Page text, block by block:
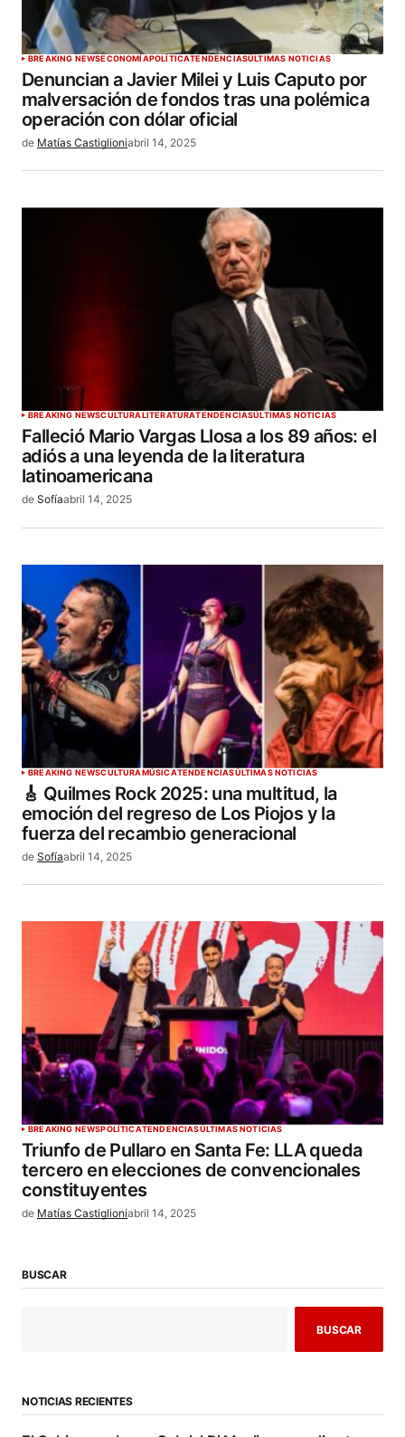
BREAKING NEWSECONOMÍAPOLÍTICATENDENCIASÚLTIMAS NOTICIAS
Denuncian a Javier Milei y Luis Caputo por
malversación de fondos tras una polémica
operación con dólar oficial
de Matías Castiglioniabril 14, 2025
BREAKING NEWSCULTURALITERATURATENDENCIASÚLTIMAS NOTICIAS
Falleció Mario Vargas Llosa a los 89 años: el
adiós a una leyenda de la literatura
latinoamericana
de Sofíaabril 14, 2025
BREAKING NEWSCULTURAMÚSICATENDENCIASÚLTIMAS NOTICIAS
🎸 Quilmes Rock 2025: una multitud, la
emoción del regreso de Los Piojos y la
fuerza del recambio generacional
de Sofíaabril 14, 2025
BREAKING NEWSPOLÍTICATENDENCIASÚLTIMAS NOTICIAS
Triunfo de Pullaro en Santa Fe: LLA queda
tercero en elecciones de convencionales
constituyentes
de Matías Castiglioniabril 14, 2025
BUSCAR
BUSCAR
NOTICIAS RECIENTES